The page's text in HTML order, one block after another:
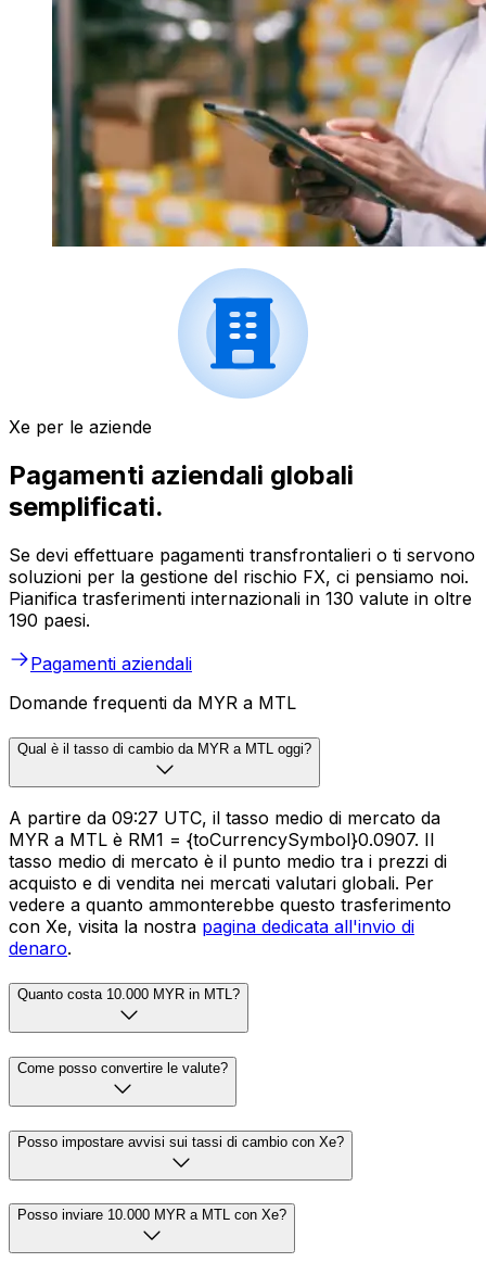
Xe per le aziende
Pagamenti aziendali globali
semplificati.
Se devi effettuare pagamenti transfrontalieri o ti servono
soluzioni per la gestione del rischio FX, ci pensiamo noi.
Pianifica trasferimenti internazionali in 130 valute in oltre
190 paesi.
Pagamenti aziendali
Domande frequenti da MYR a MTL
Qual è il tasso di cambio da MYR a MTL oggi?
A partire da 09:27 UTC, il tasso medio di mercato da
MYR a MTL è RM1 = {toCurrencySymbol}0.0907. Il
tasso medio di mercato è il punto medio tra i prezzi di
acquisto e di vendita nei mercati valutari globali. Per
vedere a quanto ammonterebbe questo trasferimento
con Xe, visita la nostra pagina dedicata all'invio di
denaro.
Quanto costa 10.000 MYR in MTL?
Come posso convertire le valute?
Posso impostare avvisi sui tassi di cambio con Xe?
Posso inviare 10.000 MYR a MTL con Xe?